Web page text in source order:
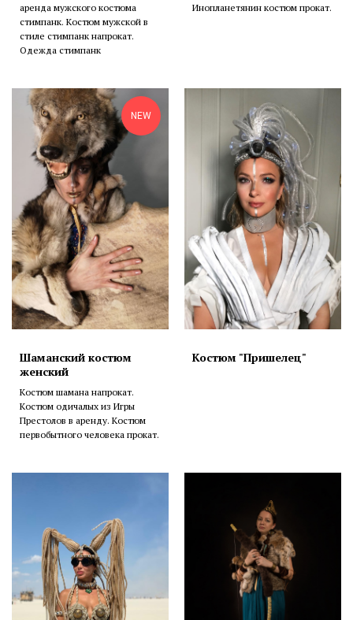
аренда мужского костюма
стимпанк. Костюм мужской в
стиле стимпанк напрокат.
Одежда стимпанк
Инопланетянин костюм прокат.
NEW
Шаманский костюм
женский
Костюм шамана напрокат.
Костюм одичалых из Игры
Престолов в аренду. Костюм
первобытного человека прокат.
Костюм "Пришелец"